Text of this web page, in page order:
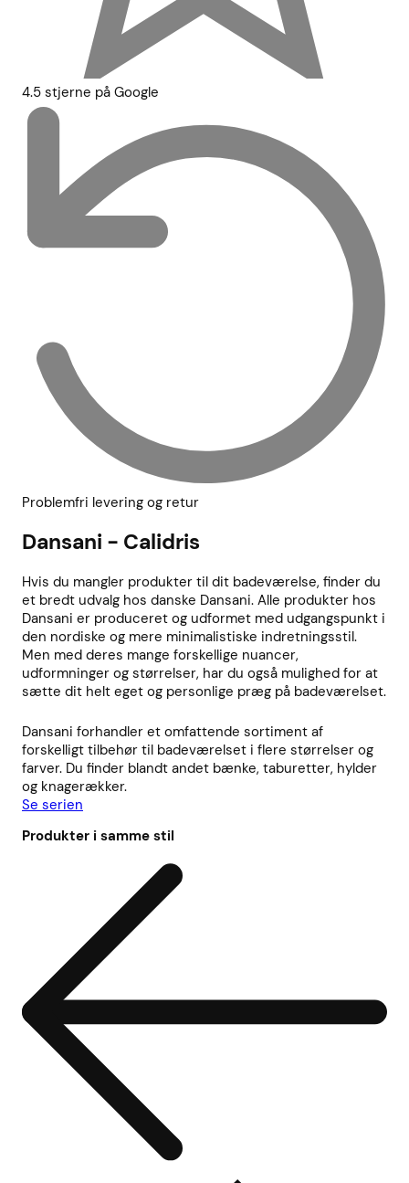
4.5 stjerne på Google
Problemfri levering og retur
Dansani - Calidris
Hvis du mangler produkter til dit badeværelse, finder du
et bredt udvalg hos danske Dansani. Alle produkter hos
Dansani er produceret og udformet med udgangspunkt i
den nordiske og mere minimalistiske indretningsstil.
Men med deres mange forskellige nuancer,
udformninger og størrelser, har du også mulighed for at
sætte dit helt eget og personlige præg på badeværelset.
Dansani forhandler et omfattende sortiment af
forskelligt tilbehør til badeværelset i flere størrelser og
farver. Du finder blandt andet bænke, taburetter, hylder
og knagerækker.
Se serien
Produkter i samme stil